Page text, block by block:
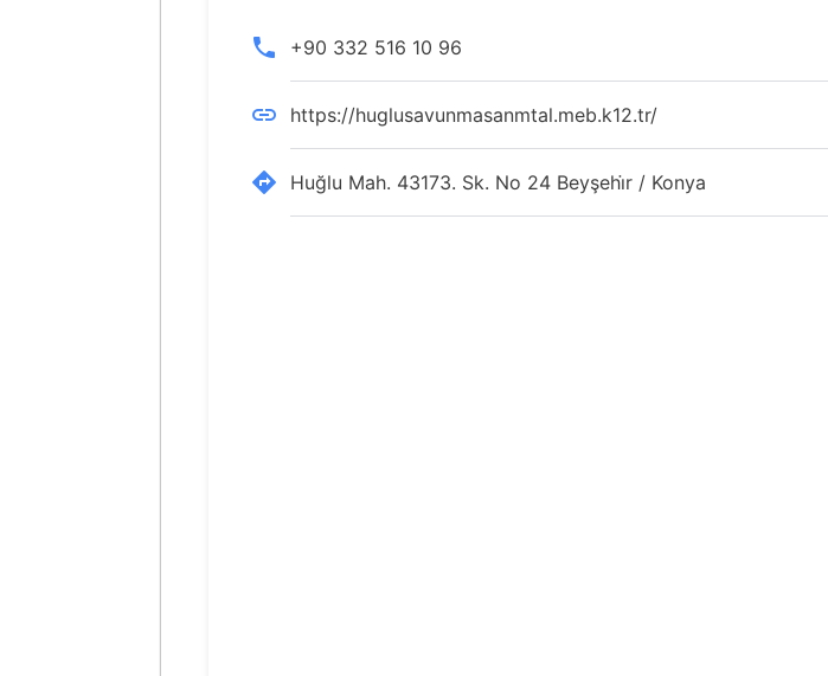
+90 332 516 10 96
https://huglusavunmasanmtal.meb.k12.tr/
Huğlu Mah. 43173. Sk. No 24 Beyşehi̇r / Konya